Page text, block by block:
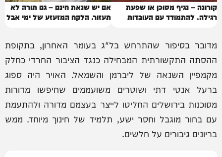
קורונה – נגיף מסוכן או שפעת
רגילה. להתמודד עם העובדות
אם יש שנאת חינם – גם תורה לא
תעזור. הלקח המזעזע של ימי אבל
מדובר בסיפור שהתרחש בל"ג בעומר האחרון, בתקופת
ההסתה התקשורתית המבחילה כנגד הציבור החרדי כחלק
מקמפיין השנאה של ליברמן והשמאל. האויר היה ספוג
ברעל אנטי דתי ושוטרים משועממים שחיפשו מדורות
מסוכנות בירושלים החליטו לייצר בעצמם מדורה ולהתעמת
עם בחור מוגבל וחסר ישע, תלמיד של חינוך מיוחד. ממש
בריונים גיבורים על חלשים.